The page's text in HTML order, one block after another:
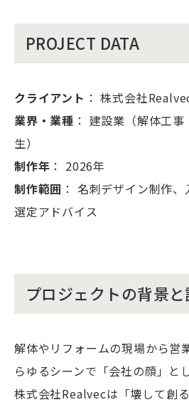
PROJECT DATA
クライアント ： 株式会社
業界・業種 ： 建設業（解体工
生）
制作年 ： 2026年
制作範囲 ： 名刺デザイン制作
選定アドバイス
プロジェクトの背景
解体やリフォームの現場から営
らゆるシーンで「会社の顔」と
株式会社Realvecは「壊して創